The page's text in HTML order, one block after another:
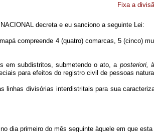
Fixa a
decreta e eu sanciono a seguinte Lei:
compreende 4 (quatro) comarcas, 5
em subdistritos, submetendo o ato, a posteriori,
para efeitos do registro civil de pessoas
linhas divisórias interdistritais para sua
dia primeiro do mês seguinte àquele em que